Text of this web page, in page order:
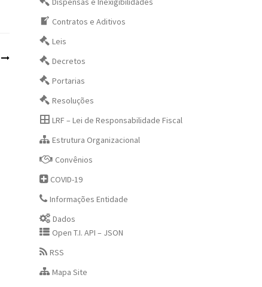
Contratos e Aditivos
Leis
Decretos
Portarias
Resoluções
LRF – Lei de Responsabilidade Fiscal
Estrutura Organizacional
Convênios
COVID-19
Informações Entidade
Dados
Open T.I. API – JSON
RSS
Mapa Site